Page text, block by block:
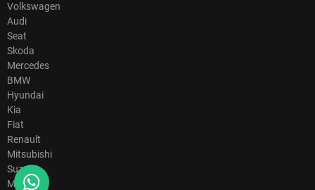
Volkswagen
Audi
Seat
Skoda
Mercedes
BMW
Hyundai
Kia
Fiat
Renault
Mitsubishi
Suzuki
Mazda